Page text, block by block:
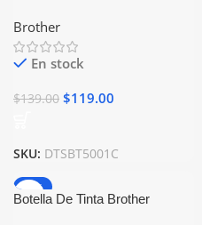
Brother
En stock
$139.00 $119.00
SKU: DTSBT5001C
-15%
Botella De Tinta Brother